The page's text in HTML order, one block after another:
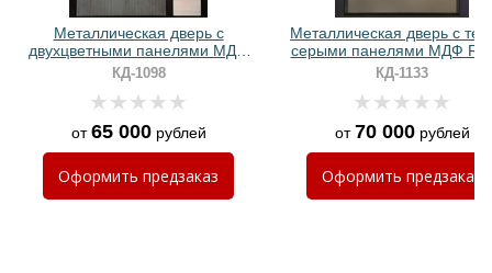
Хочу такую
Металлическая дверь с
двухцветными панелями МДФ
ПВХ и биометрическим замком
КД-1098
от65 000рублей
Оформить предзаказ
Металлическая дверь с
серыми панелями МДФ
отбойником и
замком
КД-1133
от70 000рублей
Оформить предзаказ